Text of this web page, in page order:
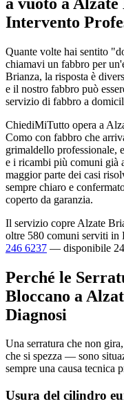
Intervento
Quante volte hai sentito
chiamavi un fabbro per
Brianza, la risposta è
e il nostro fabbro può
servizio di fabbro a
ChiediMiTutto opera a
Como con fabbro che
grimaldello professionale,
e i ricambi più comuni già
maggior parte dei casi
sempre chiaro e
coperto da garanzia.
Il servizio copre Alzate
oltre 580 comuni serviti in
246 6237 — disponibile
Perché le
Bloccano a
Diagnosi
Una serratura che non
che si spezza — sono
sempre una causa tecnica
Usura del cilindro